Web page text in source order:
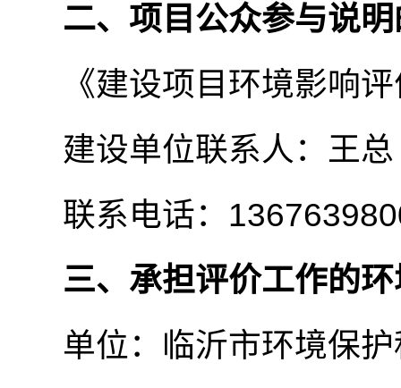
二、项目公众参与说
《建设项目环境影响评
建设单位联系人：王总
联系电话：
三、承担评价工作的
单位：临沂市环境保护